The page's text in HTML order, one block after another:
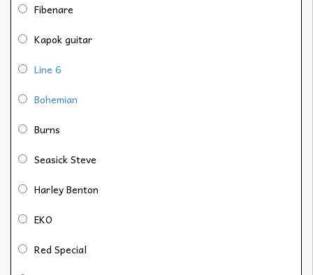
Fibenare
Kapok guitar
Line 6
Bohemian
Burns
Seasick Steve
Harley Benton
EKO
Red Special